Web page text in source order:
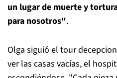
un lugar de muerte y
para nosotros".
Olga siguió el tour
ver las casas vacías, el